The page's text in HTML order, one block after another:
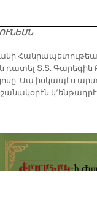
դատել Տ.Տ. Գարեգին
Սա իսկապէս